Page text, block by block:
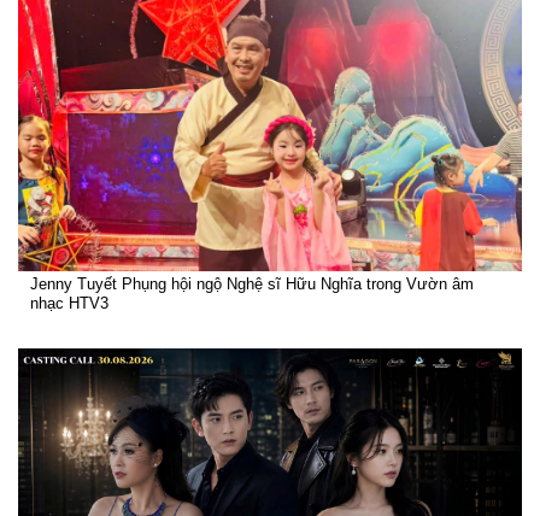
Jenny Tuyết Phụng hội ngộ Nghệ sĩ Hữu Nghĩa trong Vườn âm
nhạc HTV3